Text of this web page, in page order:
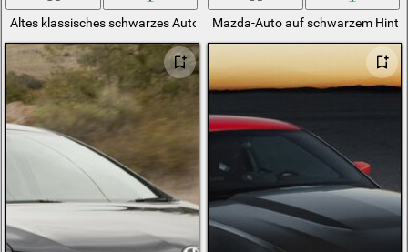
Altes klassisches schwarzes Auto Mazda-Auto auf schwarzem